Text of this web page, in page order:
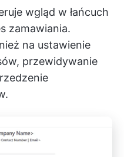
wgląd w łańcuch
zamawiania.
na ustawienie
przewidywanie